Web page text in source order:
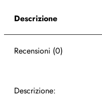
Descrizione
Recensioni (0)
Descrizione: